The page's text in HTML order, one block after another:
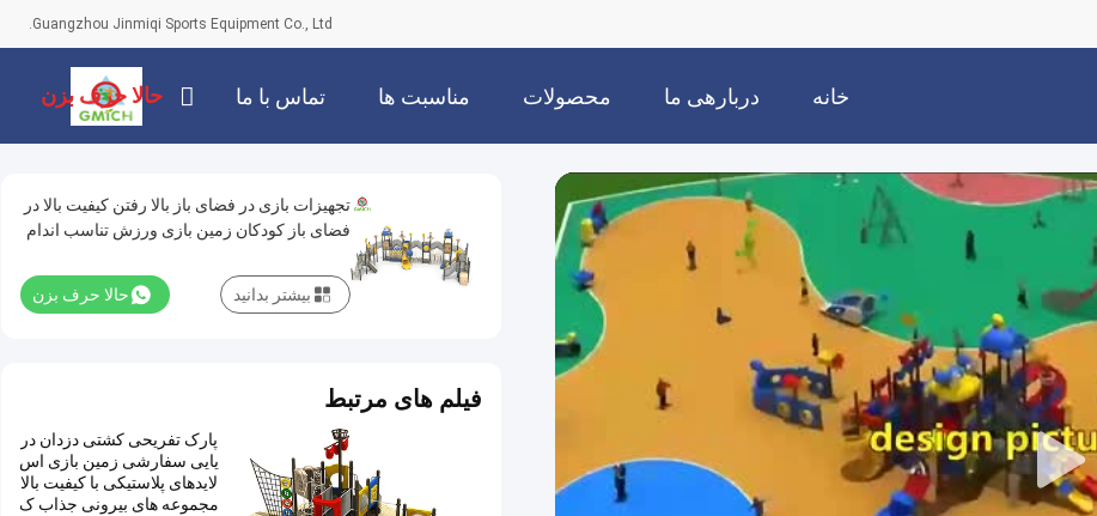
Guangzhou Jinmiqi Sports Equipment Co., Ltd.
خانه دربارهی ما محصولات مناسبت ها تماس با ما حالا حرف بزن
تجهیزات بازی در فضای باز بالا رفتن کیفیت بالا در
فضای باز کودکان زمین بازی ورزش تناسب اندام
بچه ها
حالا حرف بزن بیشتر بدانید
فیلم های مرتبط
پارک تفریحی کشتی دزدان در
یایی سفارشی زمین بازی اس
لایدهای پلاستیکی با کیفیت بالا
مجموعه های بیرونی جذاب ک